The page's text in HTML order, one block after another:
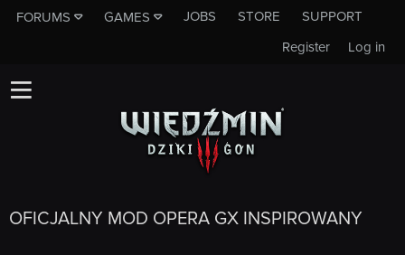
FORUMS GAMES JOBS STORE
SUPPORT
Log in
Register
OFICJALNY MOD OPERA GX INSPIROWANY